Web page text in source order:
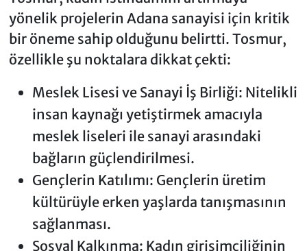
yönelik projelerin Adana sanayisi için kritik
bir öneme sahip olduğunu belirtti. Tosmur,
özellikle şu noktalara dikkat çekti:
Meslek Lisesi ve Sanayi İş Birliği: Nitelikli
insan kaynağı yetiştirmek amacıyla
meslek liseleri ile sanayi arasındaki
bağların güçlendirilmesi.
Gençlerin Katılımı: Gençlerin üretim
kültürüyle erken yaşlarda tanışmasının
sağlanması.
Sosyal Kalkınma: Kadın girişimciliğinin